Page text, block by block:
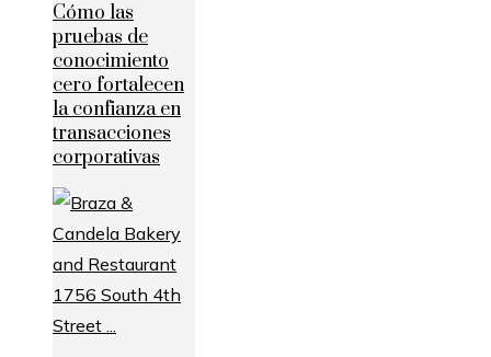
Cómo las
pruebas de
conocimiento
cero fortalecen
la confianza en
transacciones
corporativas